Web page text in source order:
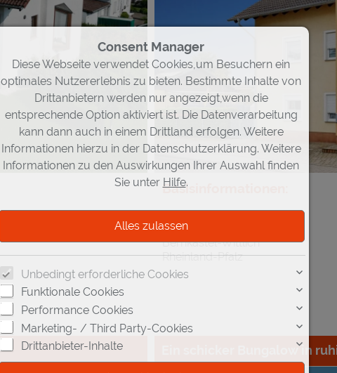
Basisinformationen:
Objekt-Nr.: 25011
54526 Landscheid
Bernkastel-Wittlich
Rheinland-Pfalz
Consent Manager
Diese Webseite verwendet Cookies,um Besuchern ein
optimales Nutzererlebnis zu bieten. Bestimmte Inhalte von
Drittanbietern werden nur angezeigt,wenn die
entsprechende Option aktiviert ist. Die Datenverarbeitung
kann dann auch in einem Drittland erfolgen. Weitere
Informationen hierzu in der Datenschutzerklärung. Weitere
Informationen zu den Auswirkungen Ihrer Auswahl finden
Sie unter Hilfe.
Unbedingt erforderliche Cookies
Funktionale Cookies
Performance Cookies
Marketing- / Third Party-Cookies
Drittanbieter-Inhalte